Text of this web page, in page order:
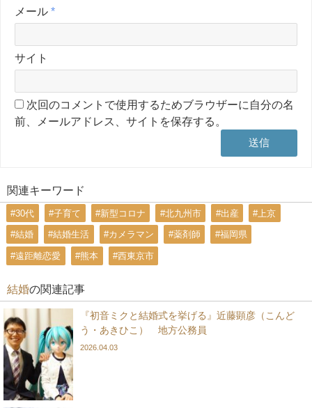
メール *
サイト
次回のコメントで使用するためブラウザーに自分の名
前、メールアドレス、サイトを保存する。
関連キーワード
#30代 #子育て #新型コロナ #北九州市 #出産 #上京
#結婚 #結婚生活 #カメラマン #薬剤師 #福岡県
#遠距離恋愛 #熊本 #西東京市
結婚の関連記事
『初音ミクと結婚式を挙げる』近藤顕彦（こんど
う・あきひこ） 地方公務員
2026.04.03